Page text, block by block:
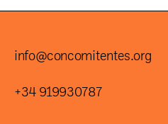
info@concomitentes.org
+34 919930787